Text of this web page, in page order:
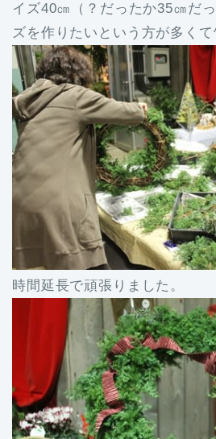
イズ40㎝（？だったか35㎝だ
ズを作りたいという方が多く
時間延長で頑張りました。